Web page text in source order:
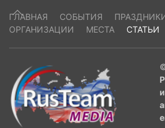
ГЛАВНАЯ СОБЫТИЯ
ОРГАНИЗАЦИИ
МЕСТА СТАТЬИ